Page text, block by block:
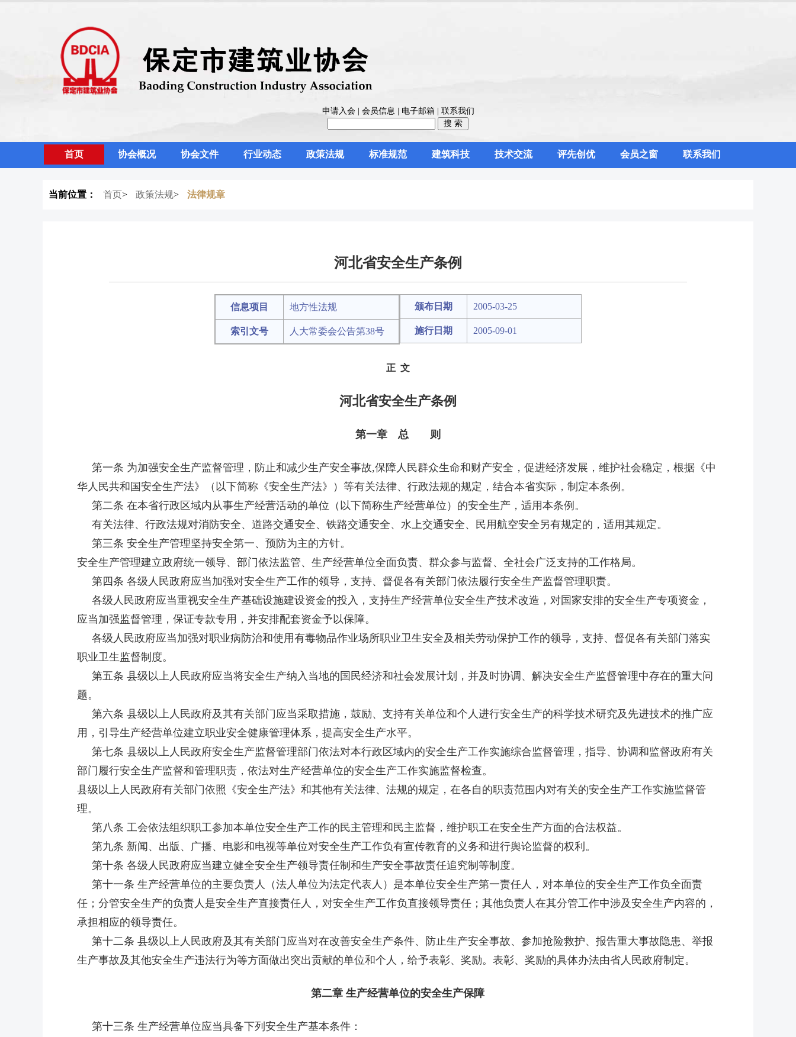
申请入会| 会员信息 电子邮箱| 联系我们
首页 协会概况 协会文件 行业动态 政策法规 标准规范 建筑科技 技术交流 评先创优 会员之窗 联系我们
当前位置： 首页> 政策法规> 法律规章
河北省安全生产条例
信息项目 地方性法规
索引文号 人大常委会公告第38号
颁布日期 2005-03-25
施行日期 2005-09-01
正 文
河北省安全生产条例
第一章 总 则
第一条 为加强安全生产监督管理，防止和减少生产安全事故,保障人民群众生命和财产安全，促进经济发展，维护社会稳定，根据《中
华人民共和国安全生产法》（以下简称《安全生产法》）等有关法律、行政法规的规定，结合本省实际，制定本条例。
第二条 在本省行政区域内从事生产经营活动的单位（以下简称生产经营单位）的安全生产，适用本条例。
有关法律、行政法规对消防安全、道路交通安全、铁路交通安全、水上交通安全、民用航空安全另有规定的，适用其规定。
第三条 安全生产管理坚持安全第一、预防为主的方针。
安全生产管理建立政府统一领导、部门依法监管、生产经营单位全面负责、群众参与监督、全社会广泛支持的工作格局。
第四条 各级人民政府应当加强对安全生产工作的领导，支持、督促各有关部门依法履行安全生产监督管理职责。
各级人民政府应当重视安全生产基础设施建设资金的投入，支持生产经营单位安全生产技术改造，对国家安排的安全生产专项资金，
应当加强监督管理，保证专款专用，并安排配套资金予以保障。
各级人民政府应当加强对职业病防治和使用有毒物品作业场所职业卫生安全及相关劳动保护工作的领导，支持、督促各有关部门落实
职业卫生监督制度。
第五条 县级以上人民政府应当将安全生产纳入当地的国民经济和社会发展计划，并及时协调、解决安全生产监督管理中存在的重大问
题。
第六条 县级以上人民政府及其有关部门应当采取措施，鼓励、支持有关单位和个人进行安全生产的科学技术研究及先进技术的推广应
用，引导生产经营单位建立职业安全健康管理体系，提高安全生产水平。
第七条 县级以上人民政府安全生产监督管理部门依法对本行政区域内的安全生产工作实施综合监督管理，指导、协调和监督政府有关
部门履行安全生产监督和管理职责，依法对生产经营单位的安全生产工作实施监督检查。
县级以上人民政府有关部门依照《安全生产法》和其他有关法律、法规的规定，在各自的职责范围内对有关的安全生产工作实施监督管
理。
第八条 工会依法组织职工参加本单位安全生产工作的民主管理和民主监督，维护职工在安全生产方面的合法权益。
第九条 新闻、出版、广播、电影和电视等单位对安全生产工作负有宣传教育的义务和进行舆论监督的权利。
第十条 各级人民政府应当建立健全安全生产领导责任制和生产安全事故责任追究制等制度。
第十一条 生产经营单位的主要负责人（法人单位为法定代表人）是本单位安全生产第一责任人，对本单位的安全生产工作负全面责
任；分管安全生产的负责人是安全生产直接责任人，对安全生产工作负直接领导责任；其他负责人在其分管工作中涉及安全生产内容的，
承担相应的领导责任。
第十二条 县级以上人民政府及其有关部门应当对在改善安全生产条件、防止生产安全事故、参加抢险救护、报告重大事故隐患、举报
生产事故及其他安全生产违法行为等方面做出突出贡献的单位和个人，给予表彰、奖励。表彰、奖励的具体办法由省人民政府制定。
第二章 生产经营单位的安全生产保障
第十三条 生产经营单位应当具备下列安全生产基本条件：